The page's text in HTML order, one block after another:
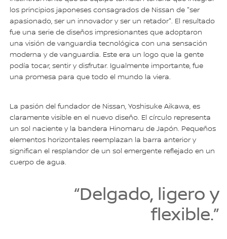
los principios japoneses consagrados de Nissan de "ser
apasionado, ser un innovador y ser un retador". El resultado
fue una serie de diseños impresionantes que adoptaron
una visión de vanguardia tecnológica con una sensación
moderna y de vanguardia. Este era un logo que la gente
podía tocar, sentir y disfrutar. Igualmente importante, fue
una promesa para que todo el mundo la viera.
La pasión del fundador de Nissan, Yoshisuke Aikawa, es
claramente visible en el nuevo diseño. El círculo representa
un sol naciente y la bandera Hinomaru de Japón. Pequeños
elementos horizontales reemplazan la barra anterior y
significan el resplandor de un sol emergente reflejado en un
cuerpo de agua.
“Delgado, ligero y
flexible.”